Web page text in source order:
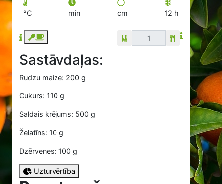
°C min cm 12 h
Sastāvdaļas:
Rudzu maize: 200 g
Cukurs: 110 g
Saldais krējums: 500 g
Želatīns: 10 g
Dzērvenes: 100 g
Uzturvērtība